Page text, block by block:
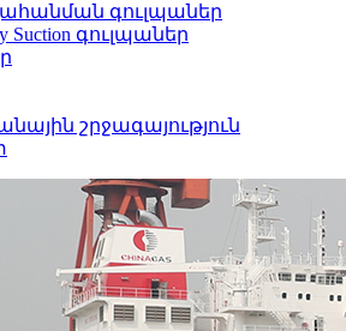
գուլպաներ
Suction գուլպաներ
շրջագայություն